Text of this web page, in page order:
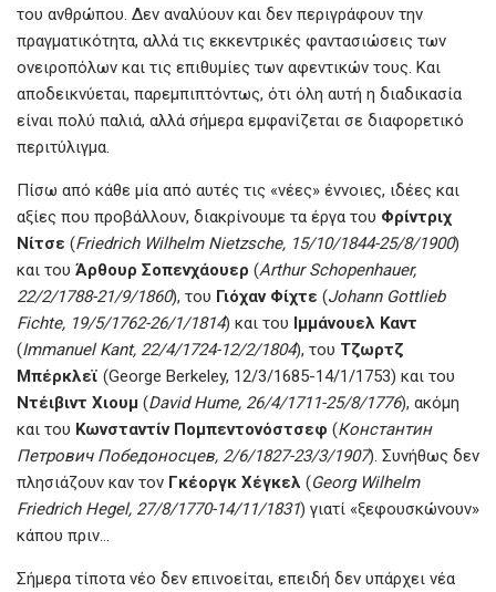
του ανθρώπου. Δεν αναλύουν και δεν περιγράφουν την
πραγματικότητα, αλλά τις εκκεντρικές φαντασιώσεις των
ονειροπόλων και τις επιθυμίες των αφεντικών τους. Και
αποδεικνύεται, παρεμπιπτόντως, ότι όλη αυτή η διαδικασία
είναι πολύ παλιά, αλλά σήμερα εμφανίζεται σε διαφορετικό
περιτύλιγμα.
Πίσω από κάθε μία από αυτές τις «νέες» έννοιες, ιδέες και
αξίες που προβάλλουν, διακρίνουμε τα έργα του Φρίντριχ
Νίτσε (Friedrich Wilhelm Nietzsche, 15/10/1844-25/8/1900)
και του Άρθουρ Σοπενχάουερ (Arthur Schopenhauer,
22/2/1788-21/9/1860), του Γιόχαν Φίχτε (Johann Gottlieb
Fichte, 19/5/1762-26/1/1814) και του Ιμμάνουελ Καντ
(Immanuel Kant‎‎, 22/4/1724-12/2/1804), του Τζωρτζ
Μπέρκλεϊ (George Berkeley, 12/3/1685-14/1/1753) και του
Ντέιβιντ Χιουμ (David Hume, 26/4/1711-25/8/1776), ακόμη
και του Κωνσταντίν Πομπεντονόστσεφ (Константин
Петрович Победоносцев, 2/6/1827-23/3/1907). Συνήθως δεν
πλησιάζουν καν τον Γκέοργκ Χέγκελ (Georg Wilhelm
Friedrich Hegel, 27/8/1770-14/11/1831) γιατί «ξεφουσκώνουν»
κάπου πριν…
Σήμερα τίποτα νέο δεν επινοείται, επειδή δεν υπάρχει νέα